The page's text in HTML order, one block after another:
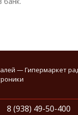
— Гипермаркет
8 (938) 49-50-400